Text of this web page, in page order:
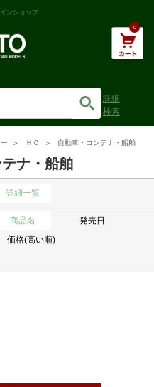
ンショップ
0
詳細
検索
ＨＯ 自動車・コンテナ・船舶
ナ・船舶
詳細一覧
商品名
発売日
価格(高い順)